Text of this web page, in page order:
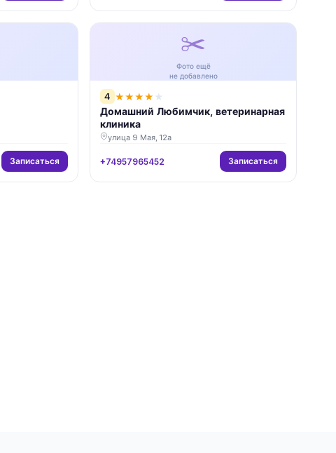
Записаться
✂️
Фото ещё
не добавлено
4 ★★★★ ★
Домашний Любимчик, ветеринарная
клиника
улица 9 Мая, 12а
+74957965452 Записаться